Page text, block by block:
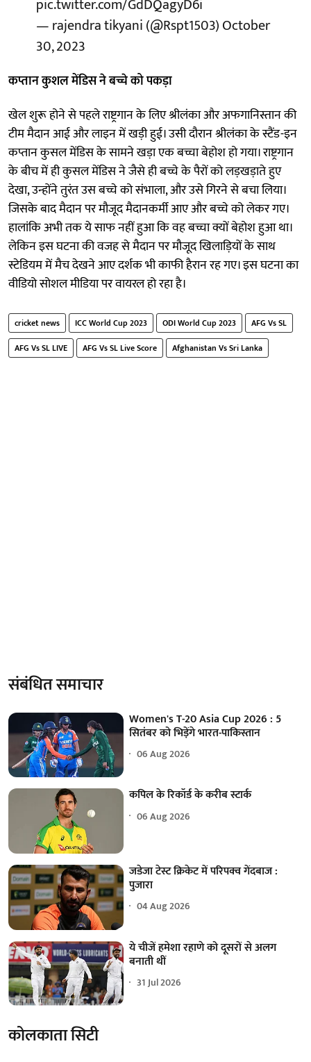
— rajendra tikyani (@Rspt1503)October
30, 2023
कप्तान कुशल मेंडिस ने बच्चे को पकड़ा
खेल शुरू होने से पहले राष्ट्रगान के लिए श्रीलंका और अफगानिस्तान की
टीम मैदान आई और लाइन में खड़ी हुई। उसी दौरान श्रीलंका के स्टैंड-इन
कप्तान कुसल मेंडिस के सामने खड़ा एक बच्चा बेहोश हो गया। राष्ट्रगान
के बीच में ही कुसल मेंडिस ने जैसे ही बच्चे के पैरों को लड़खड़ाते हुए
देखा, उन्होंने तुरंत उस बच्चे को संभाला, और उसे गिरने से बचा लिया।
जिसके बाद मैदान पर मौजूद मैदानकर्मी आए और बच्चे को लेकर गए।
हालांकि अभी तक ये साफ नहीं हुआ कि वह बच्चा क्यों बेहोश हुआ था।
लेकिन इस घटना की वजह से मैदान पर मौजूद खिलाड़ियों के साथ
स्टेडियम में मैच देखने आए दर्शक भी काफी हैरान रह गए। इस घटना का
वीडियो सोशल मीडिया पर वायरल हो रहा है।
cricket news ICC World Cup 2023 ODI World Cup 2023
AFG Vs SL
AFG Vs SL LIVE
AFG Vs SL Live Score Afghanistan Vs Sri Lanka
संबंधित समाचार
Women's T-20 Asia Cup 2026 : 5
सितंबर को भिड़ेंगे भारत-पाकिस्तान
06 Aug 2026
कपिल के रिकॉर्ड के करीब स्टार्क
06 Aug 2026
जडेजा टेस्ट क्रिकेट में परिपक्व गेंदबाज :
पुजारा
04 Aug 2026
ये चीजें हमेशा रहाणे को दूसरों से अलग
बनाती थीं
31 Jul 2026
कोलकाता सिटी